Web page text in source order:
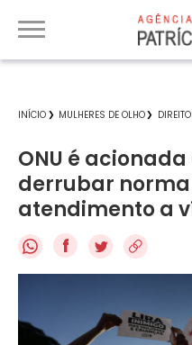
INÍCIO MULHERES DE OLHO
ONU é
derrubar
atendimento a
f